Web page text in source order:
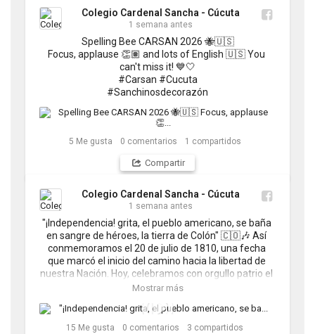
Colegio Cardenal Sancha - Cúcuta
1 semana antes
Spelling Bee CARSAN 2026 🐝🇺🇸
Focus, applause 👏🏽 and lots of English 🇺🇸 You
can't miss it! 💙🤍
#Carsan #Cucuta
#Sanchinosdecorazón
5 Me gusta 0 comentarios 1 compartidos
Compartir
Colegio Cardenal Sancha - Cúcuta
1 semana antes
"¡Independencia! grita, el pueblo americano, se baña
en sangre de héroes, la tierra de Colón" 🇨🇴🎶 Así
conmemoramos el 20 de julio de 1810, una fecha
que marcó el inicio del camino hacia la libertad de
nuestra Nación. Hoy, celebramos con orgullo patrio el
hecho de ser colombianos. 💛💙❤️ ¡Que el amor por
🤝💙
#Carsan #Cúcuta #Sanchinosdecorazón
Mostrar más
15 Me gusta 0 comentarios 3 compartidos